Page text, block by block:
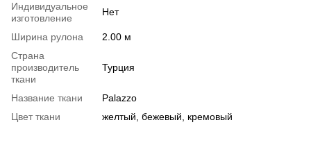
Индивидуальное
изготовление
Нет
Ширина рулона
2.00 м
Страна
производитель
ткани
Турция
Название ткани
Palazzo
Цвет ткани
желтый, бежевый, кремовый